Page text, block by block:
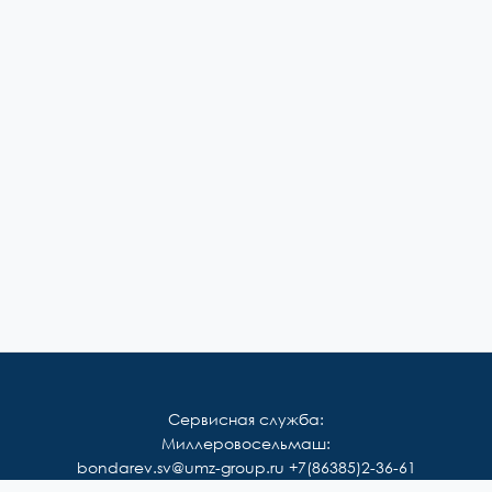
Сервисная служба:
Миллеровосельмаш:
bondarev.sv@umz-group.ru +7(86385)2-36-61